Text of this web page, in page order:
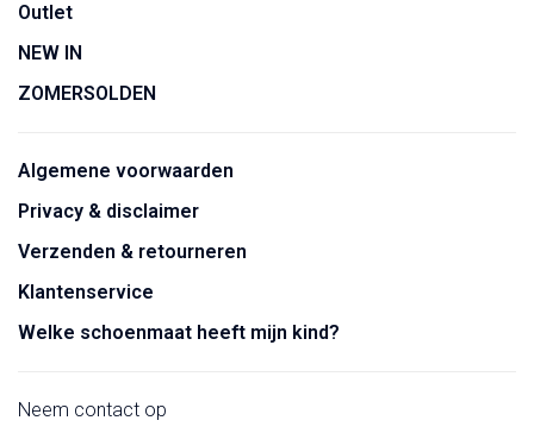
Outlet
NEW IN
ZOMERSOLDEN
Algemene voorwaarden
Privacy & disclaimer
Verzenden & retourneren
Klantenservice
Welke schoenmaat heeft mijn kind?
Neem contact op